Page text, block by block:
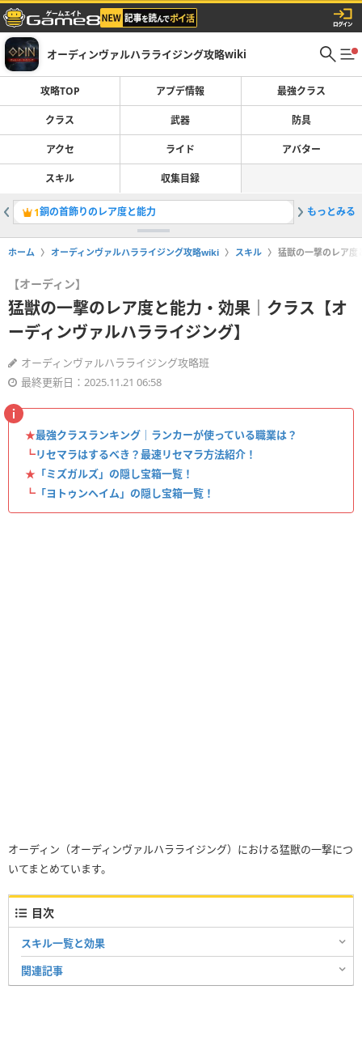
オーディンヴァルハラライジング攻略wiki
攻略TOP アプデ情報 最強クラス
クラス 武器 防具
アクセ ライド アバター
スキル 収集目録
1銅の首飾りのレア度と能力 もっとみる
ホーム オーディンヴァルハラライジング攻略wiki スキル 猛獣の一撃のレア度
【オーディン】
猛獣の一撃のレア度と能力・効果｜クラス【オ
ーディンヴァルハラライジング】
オーディンヴァルハラライジング攻略班
最終更新日：2025.11.21 06:58
★最強クラスランキング｜ランカーが使っている職業は？
┗リセマラはするべき？最速リセマラ方法紹介！
★ 「ミズガルズ」の隠し宝箱一覧！
┗ 「ヨトゥンヘイム」の隠し宝箱一覧！
オーディン（オーディンヴァルハラライジング）における猛獣の一撃につ
いてまとめています。
目次
スキル一覧と効果
関連記事